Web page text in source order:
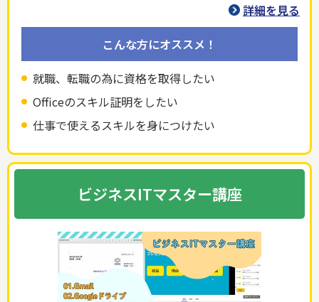
詳細を見る
こんな方にオススメ！
就職、転職の為に資格を取得したい
Officeのスキル証明をしたい
仕事で使えるスキルを身につけたい
ビジネスITマスター講座